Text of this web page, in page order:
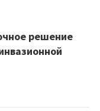
решение